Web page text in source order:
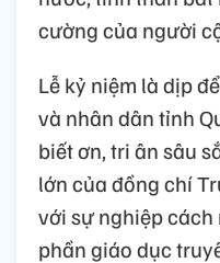
cường của người
Lễ kỷ niệm là dịp
và nhân dân tỉnh
biết ơn, tri ân sâu
lớn của đồng chí
với sự nghiệp
phần giáo dục